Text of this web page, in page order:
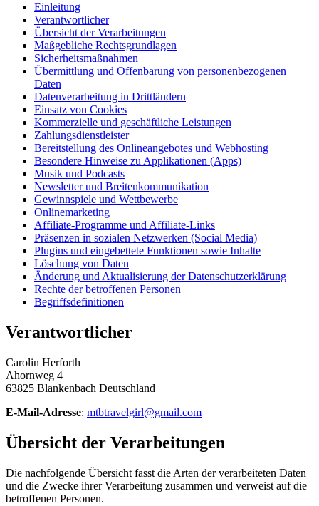
Einleitung
Verantwortlicher
Übersicht der Verarbeitungen
Maßgebliche Rechtsgrundlagen
Sicherheitsmaßnahmen
Übermittlung und Offenbarung von personenbezogenen
Daten
Datenverarbeitung in Drittländern
Einsatz von Cookies
Kommerzielle und geschäftliche Leistungen
Zahlungsdienstleister
Bereitstellung des Onlineangebotes und Webhosting
Besondere Hinweise zu Applikationen (Apps)
Musik und Podcasts
Newsletter und Breitenkommunikation
Gewinnspiele und Wettbewerbe
Onlinemarketing
Affiliate-Programme und Affiliate-Links
Präsenzen in sozialen Netzwerken (Social Media)
Plugins und eingebettete Funktionen sowie Inhalte
Löschung von Daten
Änderung und Aktualisierung der Datenschutzerklärung
Rechte der betroffenen Personen
Begriffsdefinitionen
Verantwortlicher
Carolin Herforth
Ahornweg 4
63825 Blankenbach Deutschland
E-Mail-Adresse: mtbtravelgirl@gmail.com
Übersicht der Verarbeitungen
Die nachfolgende Übersicht fasst die Arten der verarbeiteten Daten
und die Zwecke ihrer Verarbeitung zusammen und verweist auf die
betroffenen Personen.